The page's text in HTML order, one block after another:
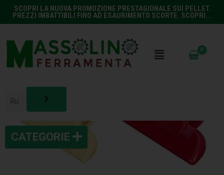
SCOPRI LA NUOVA PROMOZIONE PRESTAGIONALE SUI PELLET.
PREZZI IMBATTIBILI FINO AD ESAURIMENTO SCORTE. SCOPRI...